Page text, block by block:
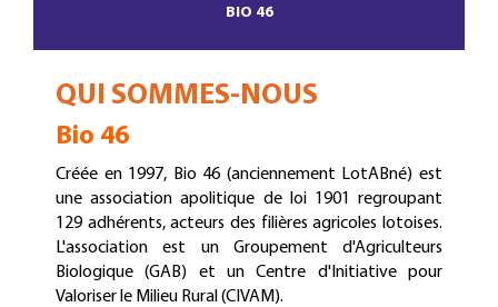
BIO 46
QUI SOMMES-NOUS
Bio 46
Créée en 1997, Bio 46 (anciennement LotABné) est
une association apolitique de loi 1901 regroupant
129 adhérents, acteurs des filières agricoles lotoises.
L'association est un Groupement d'Agriculteurs
Biologique (GAB) et un Centre d'Initiative pour
Valoriser le Milieu Rural (CIVAM).